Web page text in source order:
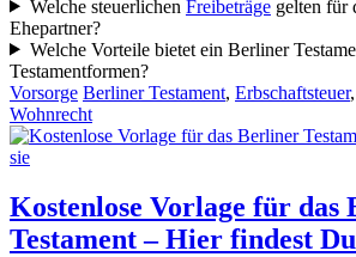
Welche steuerlichen Freibeträgegelten für
Ehepartner?
Welche Vorteile bietet ein Berliner
Testamentformen?
Vorsorge Berliner Testament, Erbschaftsteuer,
Wohnrecht
Kostenlose Vorlage für das
Testament – Hier findest